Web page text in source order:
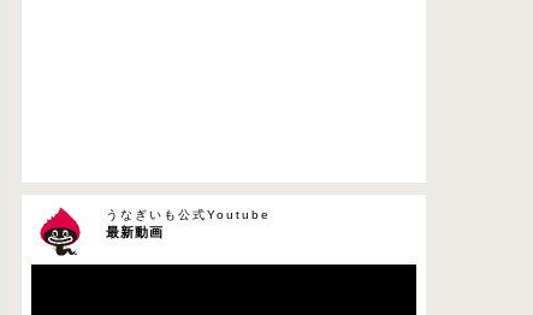
最新動画
うなぎいも公式Youtube